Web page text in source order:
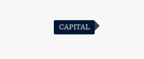
CAPITAL